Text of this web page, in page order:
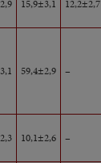
15,9±3,1 12,2±2,7
59,4±2,9 –
10,1±2,6 –